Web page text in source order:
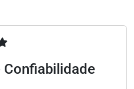
Confiabilidade